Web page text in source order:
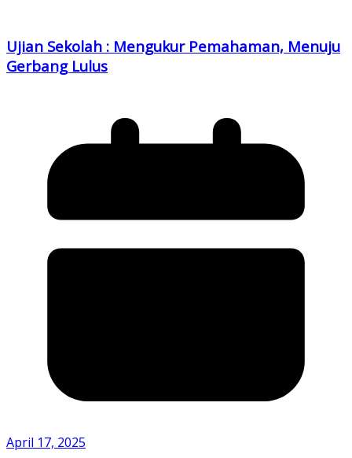
Ujian Sekolah : Mengukur Pemahaman, Menuju
Gerbang Lulus
April 17, 2025